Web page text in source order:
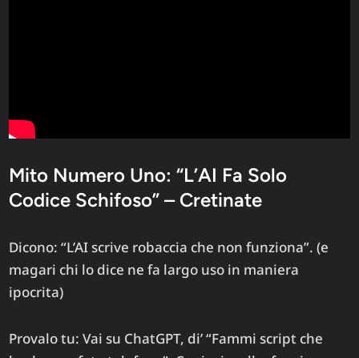
Mito Numero Uno: “L’AI Fa Solo
Codice Schifoso” – Cretinate
Dicono: “L’AI scrive robaccia che non funziona”. (e
magari chi lo dice ne fa largo uso in maniera
ipocrita)
Provalo tu: Vai su ChatGPT, di’ “Fammi script che